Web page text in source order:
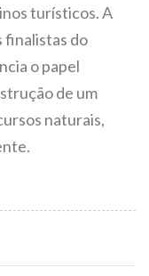
turísticos. A
finalistas do
o papel
de um
naturais,